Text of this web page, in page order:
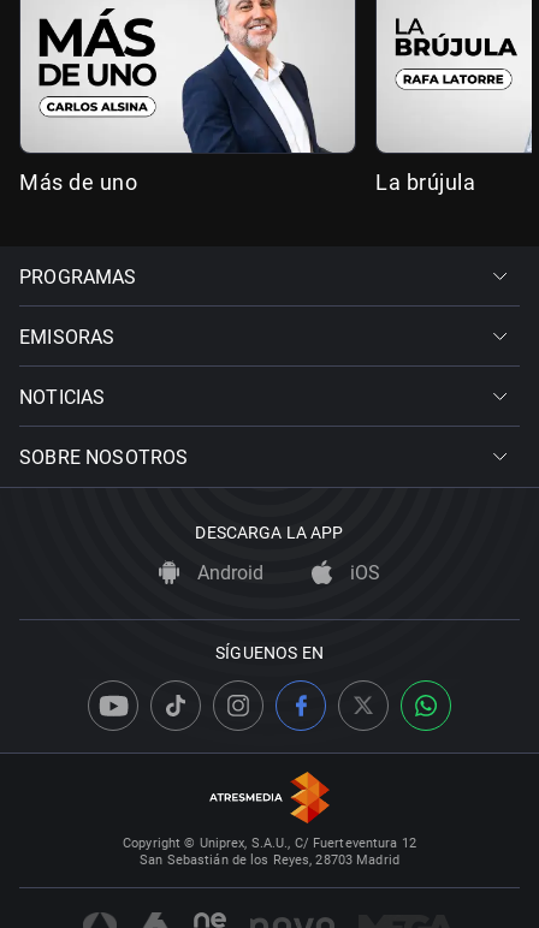
Más de uno La brújula
PROGRAMAS
EMISORAS
NOTICIAS
SOBRE NOSOTROS
DESCARGA LA APP
Android iOS
SÍGUENOS EN
Copyright © Uniprex, S.A.U., C/ Fuerteventura 12
San Sebastián de los Reyes, 28703 Madrid